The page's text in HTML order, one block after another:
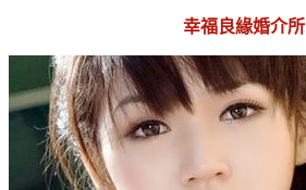
幸福良緣婚介所